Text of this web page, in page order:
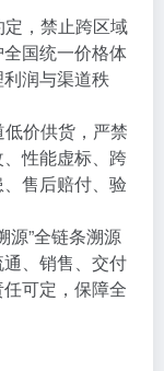
，禁止跨区域
国统一价格体
润与渠道秩
价供货，严禁
性能虚标、跨
售后赔付、验
源”全链条溯源
、销售、交付
可定，保障全